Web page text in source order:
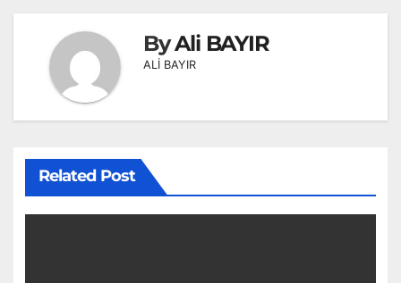
ByAli BAYIR
ALİ BAYIR
Related Post